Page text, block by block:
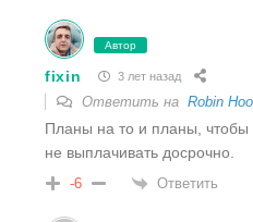
Автор
fixin 3 лет назад
Ответить на Robin
Планы на то и планы,
не выплачивать досрочно.
-6 Ответить